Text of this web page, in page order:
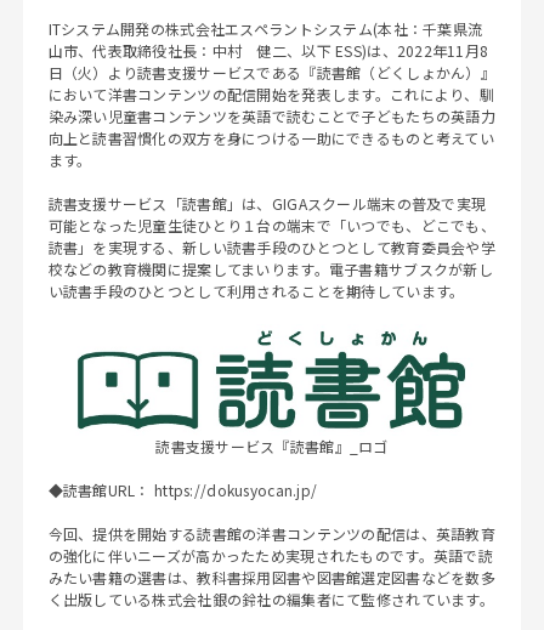
ITシステム開発の株式会社エスペラントシステム(本社：千葉県流
山市、代表取締役社長：中村 健二、以下 ESS)は、2022年11月8
日（火）より読書支援サービスである『読書館（どくしょかん）』
において洋書コンテンツの配信開始を発表します。これにより、馴
染み深い児童書コンテンツを英語で読むことで子どもたちの英語力
向上と読書習慣化の双方を身につける一助にできるものと考えてい
ます。
読書支援サービス「読書館」は、GIGAスクール端末の普及で実現
可能となった児童生徒ひとり１台の端末で「いつでも、どこでも、
読書」を実現する、新しい読書手段のひとつとして教育委員会や学
校などの教育機関に提案してまいります。電子書籍サブスクが新し
い読書手段のひとつとして利用されることを期待しています。
読書支援サービス『読書館』_ロゴ
◆読書館URL：https://dokusyocan.jp/
今回、提供を開始する読書館の洋書コンテンツの配信は、英語教育
の強化に伴いニーズが高かったため実現されたものです。英語で読
みたい書籍の選書は、教科書採用図書や図書館選定図書などを数多
く出版している株式会社銀の鈴社の編集者にて監修されています。